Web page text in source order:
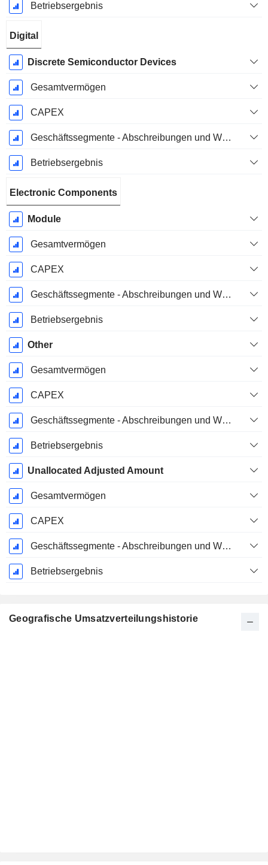
Betriebsergebnis
Digital
Discrete Semiconductor Devices
Gesamtvermögen
CAPEX
Geschäftssegmente - Abschreibungen und Wertminderungen
Betriebsergebnis
Electronic Components
Module
Gesamtvermögen
CAPEX
Geschäftssegmente - Abschreibungen und Wertminderungen
Betriebsergebnis
Other
Gesamtvermögen
CAPEX
Geschäftssegmente - Abschreibungen und Wertminderungen
Betriebsergebnis
Unallocated Adjusted Amount
Gesamtvermögen
CAPEX
Geschäftssegmente - Abschreibungen und Wertminderungen
Betriebsergebnis
Geografische Umsatzverteilungshistorie